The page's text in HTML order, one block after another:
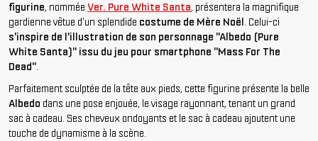
figurine, nommée Ver. Pure White Santa, présentera la magnifique
gardienne vêtue d'un splendide costume de Mère Noël . Celui-ci
s'inspire de l'illustration de son personnage "Albedo (Pure
White Santa)" issu du jeu pour smartphone "Mass For The
Dead".
Parfaitement sculptée de la tête aux pieds, cette figurine présente la belle
Albedo dans une pose enjouée, le visage rayonnant, tenant un grand
sac à cadeau. Ses cheveux ondoyants et le sac à cadeau ajoutent une
touche de dynamisme à la scène.